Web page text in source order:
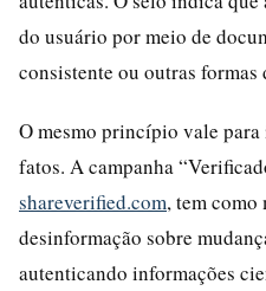
do usuário por meio de
consistente ou outras formas
O mesmo princípio vale
fatos. A campanha
shareverified.com, tem como
desinformação sobre
autenticando informações